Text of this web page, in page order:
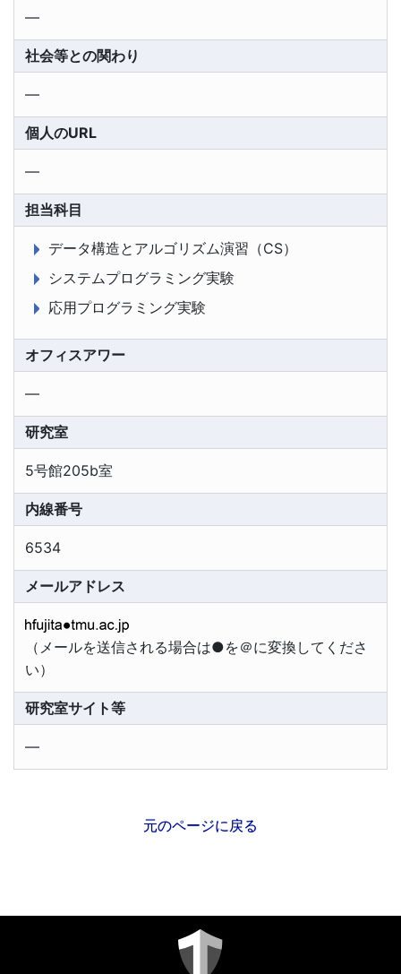
―
社会等との関わり
―
個人のURL
―
担当科目
データ構造とアルゴリズム演習（CS）
システムプログラミング実験
応用プログラミング実験
オフィスアワー
―
研究室
5号館205b室
内線番号
6534
メールアドレス
（メールを送信される場合は●を＠に変換してくださ
い）
研究室サイト等
―
元のページに戻る